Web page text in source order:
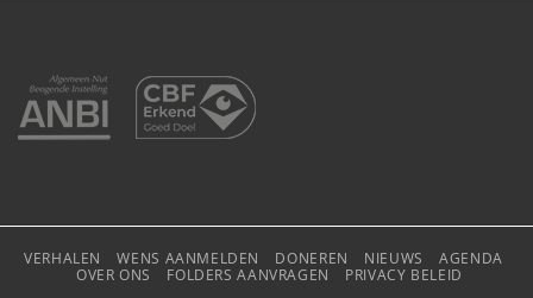
VERHALEN WENS AANMELDEN DONEREN NIEUWS
AGENDA
OVER ONS
FOLDERS AANVRAGEN PRIVACY BELEID